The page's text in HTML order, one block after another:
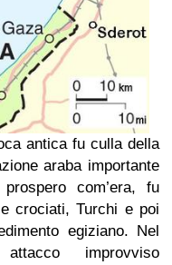
antica fu culla della
araba importante
com’era, fu
crociati, Turchi e poi
egiziano. Nel
improvviso